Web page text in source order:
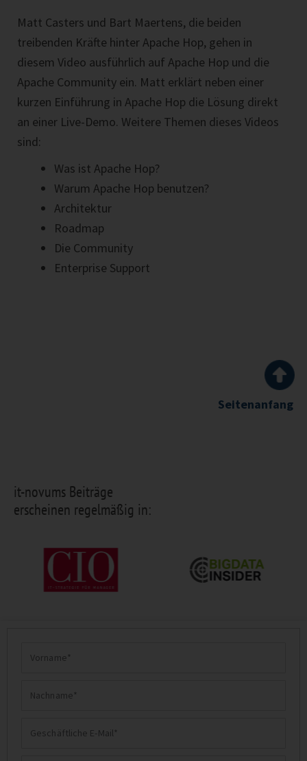
Matt Casters und Bart Maertens, die beiden
treibenden Kräfte hinter Apache Hop, gehen in
diesem Video ausführlich auf Apache Hop und die
Apache Community ein. Matt erklärt neben einer
kurzen Einführung in Apache Hop die Lösung direkt
an einer Live-Demo. Weitere Themen dieses Videos
sind:
Was ist Apache Hop?
Warum Apache Hop benutzen?
Architektur
Roadmap
Die Community
Enterprise Support
Seitenanfang
it-novums Beiträge
erscheinen regelmäßig in:
Nachname
Geschäftliche